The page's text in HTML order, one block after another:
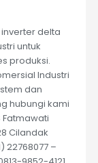
inverter delta
untuk
produksi.
Industri
dan
hubungi kami
Fatmawati
Cilandak
22768077 –